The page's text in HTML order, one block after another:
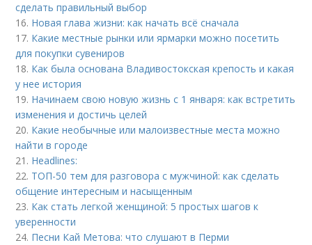
сделать правильный выбор
16. Новая глава жизни: как начать всё сначала
17. Какие местные рынки или ярмарки можно посетить
для покупки сувениров
18. Как была основана Владивостокская крепость и какая
у нее история
19. Начинаем свою новую жизнь с 1 января: как встретить
изменения и достичь целей
20. Какие необычные или малоизвестные места можно
найти в городе
21. Headlines:
22. ТОП-50 тем для разговора с мужчиной: как сделать
общение интересным и насыщенным
23. Как стать легкой женщиной: 5 простых шагов к
уверенности
24. Песни Кай Метова: что слушают в Перми